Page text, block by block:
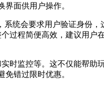
面供用户操作。
统会要求用户验证身份，
过程简便高效，建议用户
时监控等。这不仅能帮助
错过限时优惠。